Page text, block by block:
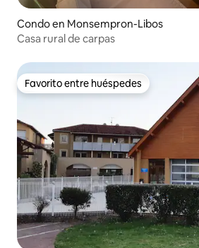
Condo en Monsempron-Libos
Casa rural de carpas
Favorito entre huéspedes
Favorito entre huéspedes